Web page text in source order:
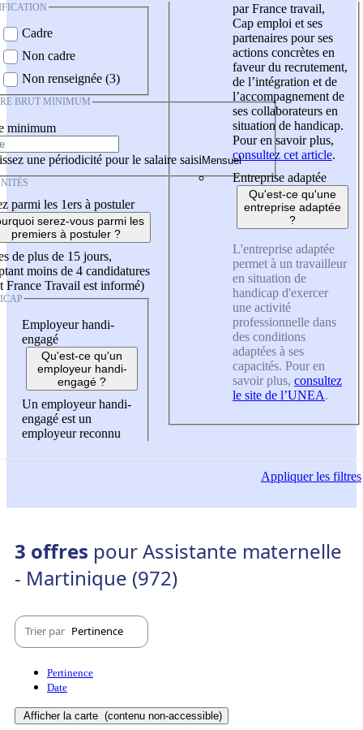
Cadre
Non cadre
Non renseignée (3)
BRUT MINIMUM
minimum
une périodicité pour le salaire saisi
parmi les 1ers à postuler
serez-vous parmi les
premiers à postuler ?
de plus de 15 jours,
moins de 4 candidatures
France Travail est informé)
Employeur handi-
engagé
Qu'est-ce qu'un
employeur handi-
engagé ?
Un employeur handi-
engagé est un
employeur reconnu
par France travail,
Cap emploi et ses
partenaires pour ses
actions concrètes en
faveur du recrutement,
de l’intégration et de
l’accompagnement de
ses collaborateurs en
situation de handicap.
Pour en savoir plus,
consultez cet article.
Entreprise adaptée
Qu'est-ce qu'une
entreprise adaptée
?
L'entreprise adaptée
permet à un travailleur
en situation de
handicap d'exercer
une activité
professionnelle dans
des conditions
adaptées à ses
capacités. Pour en
savoir plus, consultez
le site de l’UNEA.
Appliquerles filtres
3 offres pour Assistante maternelle
- Martinique (972)
Trier par Pertinence
Pertinence
Date
Afficher la carte (contenu non-accessible)